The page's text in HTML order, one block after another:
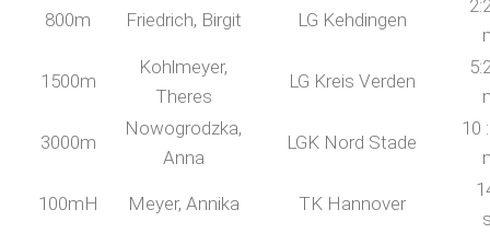
800m Friedrich, Birgit LG Kehdingen
1500m
Kohlmeyer,
Theres
LG Kreis Verden
3000m
Nowogrodzka,
Anna
LGK Nord Stade
10
100mH Meyer, Annika TK Hannover